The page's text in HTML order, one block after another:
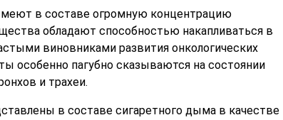
в составе огромную концентрацию
обладают способностью накапливаться в
виновниками развития онкологических
особенно пагубно сказываются на состоянии
и трахеи.
в составе сигаретного дыма в качестве